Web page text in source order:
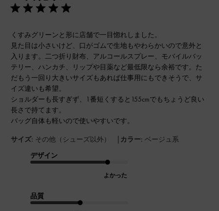
くすみグリーンと形に店舗で一目惚れしました。
見た目は小さいけど、口がゴムで生地もやわらかいので意外と
入ります。二つ折り財布、アルコールスプレー、モバイルバッ
テリー、ハンカチ、リップや目薬など最低限なら余裕です。た
だもう一回り大きいサイズもあれば仕事用にもできそうで、サ
イズ違いも希望。
ショルダーも長すぎず、1番短くすると155cmでもちょうど良い
長さで持てます。
バッグ自体も軽いので使いやすいです。
サイズ: その他（シューズ以外） | カラー: ベージュ系
デザイン
よかった
品質